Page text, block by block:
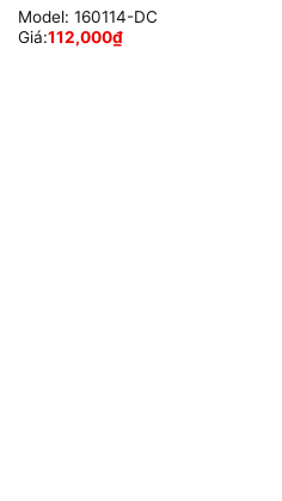
Model: 160114-DC
Giá:112,000₫